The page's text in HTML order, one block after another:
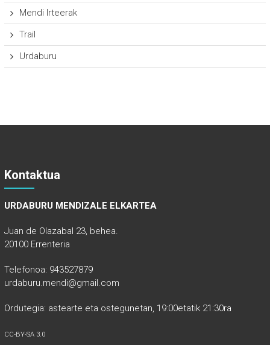
Mendi Irteerak
Trail
Urdaburu
Kontaktua
URDABURU MENDIZALE ELKARTEA
Juan de Olazabal 23, behea.
20100 Errenteria
Telefonoa: 943527879
urdaburu.mendi@gmail.com
Ordutegia: astearte eta ostegunetan, 19:00etatik 21:30ra
CC-BY-SA 3.0